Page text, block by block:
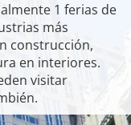
1 ferias de
más
construcción,
en interiores.
visitar